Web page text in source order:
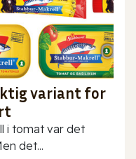
variant for
i tomat var det
det...